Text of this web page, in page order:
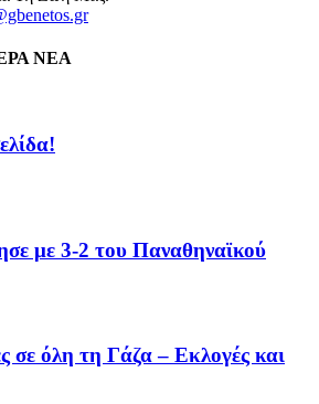
ΝΕΑ
με 3-2 του Παναθηναϊκού
σε όλη τη Γάζα – Eκλογές και